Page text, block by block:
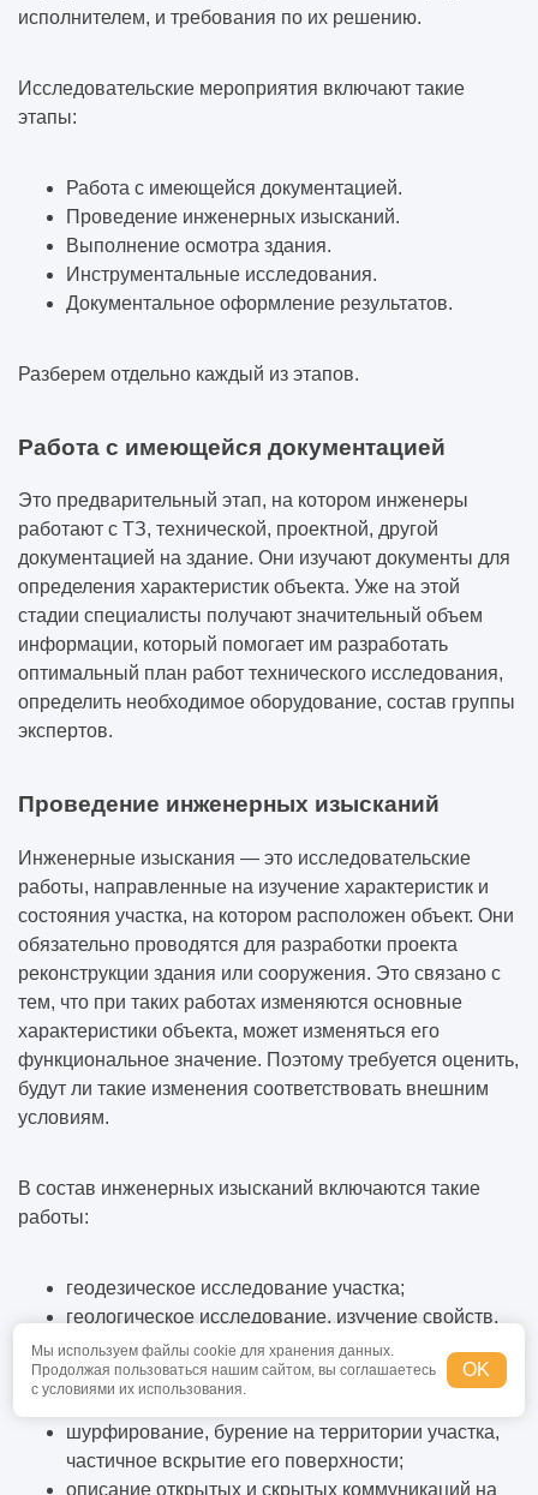
исполнителем, и требования по их решению.
Исследовательские мероприятия включают такие
этапы:
Работа с имеющейся документацией.
Проведение инженерных изысканий.
Выполнение осмотра здания.
Инструментальные исследования.
Документальное оформление результатов.
Разберем отдельно каждый из этапов.
Работа с имеющейся документацией
Это предварительный этап, на котором инженеры
работают с ТЗ, технической, проектной, другой
документацией на здание. Они изучают документы для
определения характеристик объекта. Уже на этой
стадии специалисты получают значительный объем
информации, который помогает им разработать
оптимальный план работ технического исследования,
определить необходимое оборудование, состав группы
экспертов.
Проведение инженерных изысканий
Инженерные изыскания — это исследовательские
работы, направленные на изучение характеристик и
состояния участка, на котором расположен объект. Они
обязательно проводятся для разработки проекта
реконструкции здания или сооружения. Это связано с
тем, что при таких работах изменяются основные
характеристики объекта, может изменяться его
функциональное значение. Поэтому требуется оценить,
будут ли такие изменения соответствовать внешним
условиям.
В состав инженерных изысканий включаются такие
работы:
геодезическое исследование участка;
геологическое исследование, изучение свойств,
характеристик грунта, получение образцов и проб
с дальнейшим их лабораторным исследованием;
шурфирование, бурение на территории участка,
частичное вскрытие его поверхности;
описание открытых и скрытых коммуникаций на
Мы используем файлы cookie для хранения данных.
Продолжая пользоваться нашим сайтом, вы соглашаетесь
с условиями их использования.
OK